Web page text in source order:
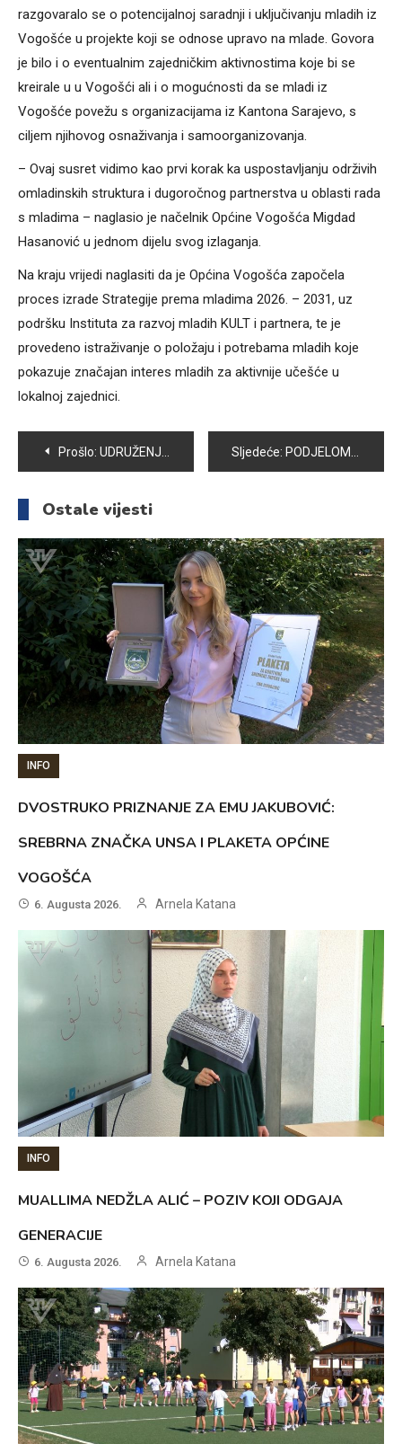
razgovaralo se o potencijalnoj saradnji i uključivanju mladih iz
Vogošće u projekte koji se odnose upravo na mlade. Govora
je bilo i o eventualnim zajedničkim aktivnostima koje bi se
kreirale u u Vogošći ali i o mogućnosti da se mladi iz
Vogošće povežu s organizacijama iz Kantona Sarajevo, s
ciljem njihovog osnaživanja i samoorganizovanja.
– Ovaj susret vidimo kao prvi korak ka uspostavljanju održivih
omladinskih struktura i dugoročnog partnerstva u oblasti rada
s mladima – naglasio je načelnik Općine Vogošća Migdad
Hasanović u jednom dijelu svog izlaganja.
Na kraju vrijedi naglasiti da je Općina Vogošća započela
proces izrade Strategije prema mladima 2026. – 2031, uz
podršku Instituta za razvoj mladih KULT i partnera, te je
provedeno istraživanje o položaju i potrebama mladih koje
pokazuje značajan interes mladih za aktivnije učešće u
lokalnoj zajednici.
Navigacija
članaka
Prošlo: UDRUŽENJE ANTIFAŠISTA I BORACA NOR-A VOGOŠĆA UPRILIČILO IFTARSKO DRUŽENJE Sljedeće: PODJELOM KARANFILA SUGRAĐANKAMA ČESTITALI 8. MART
Ostale vijesti
INFO
DVOSTRUKO PRIZNANJE ZA EMU JAKUBOVIĆ:
SREBRNA ZNAČKA UNSA I PLAKETA OPĆINE
VOGOŠĆA
6. Augusta 2026. Arnela Katana
INFO
MUALLIMA NEDŽLA ALIĆ – POZIV KOJI ODGAJA
GENERACIJE
6. Augusta 2026. Arnela Katana